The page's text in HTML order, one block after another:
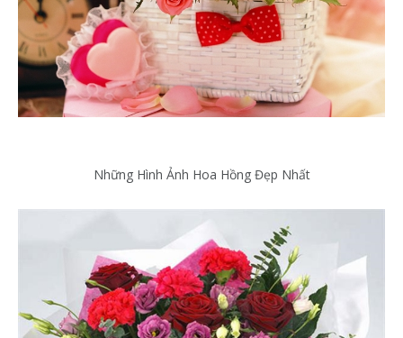
Những Hình Ảnh Hoa Hồng Đẹp Nhất